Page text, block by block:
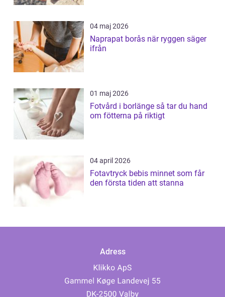
04 maj 2026
Naprapat borås när ryggen säger
ifrån
01 maj 2026
Fotvård i borlänge så tar du hand
om fötterna på riktigt
04 april 2026
Fotavtryck bebis minnet som får
den första tiden att stanna
Adress